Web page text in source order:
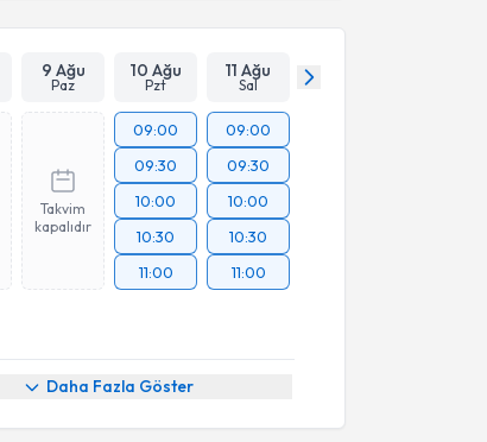
9 Ağu
Paz
10 Ağu
Pzt
11 Ağu
Sal
Takvim
kapalıdır
09:00
09:30
10:00
10:30
11:00
09:00
09:30
10:00
10:30
11:00
Daha Fazla Göster